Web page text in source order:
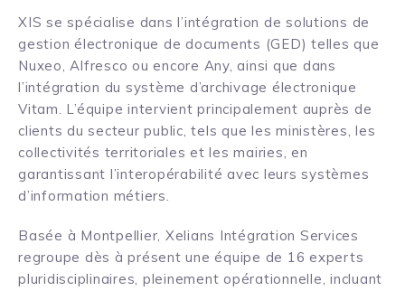
XIS se spécialise dans l’intégration de solutions de
gestion électronique de documents (GED) telles que
Nuxeo, Alfresco ou encore Any, ainsi que dans
l’intégration du système d’archivage électronique
Vitam. L’équipe intervient principalement auprès de
clients du secteur public, tels que les ministères, les
collectivités territoriales et les mairies, en
garantissant l’interopérabilité avec leurs systèmes
d’information métiers.
Basée à Montpellier, Xelians Intégration Services
regroupe dès à présent une équipe de 16 experts
pluridisciplinaires, pleinement opérationnelle, incluant